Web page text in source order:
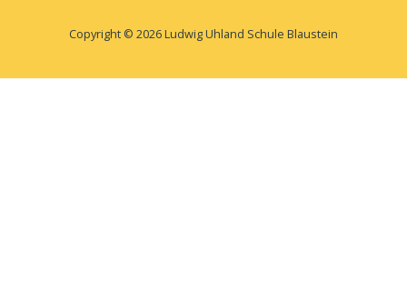
Copyright © 2026 Ludwig Uhland Schule Blaustein